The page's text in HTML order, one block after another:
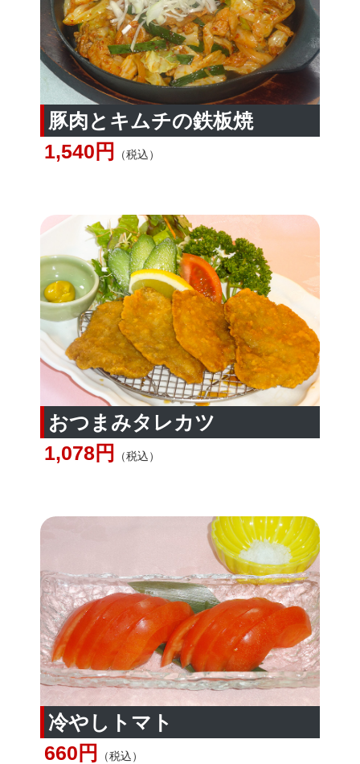
豚肉とキムチの鉄板焼
1,540円
（税込）
おつまみタレカツ
1,078円
（税込）
冷やしトマト
660円
（税込）